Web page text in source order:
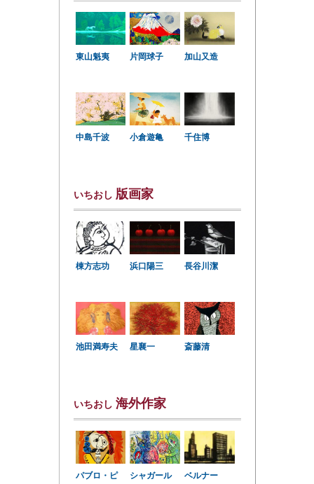
東山魁夷 片岡球子 加山又造
中島千波 小倉遊亀 千住博
いちおし 版画家
棟方志功 浜口陽三 長谷川潔
池田満寿夫 星襄一 斎藤清
いちおし 海外作家
パブロ・ピ
シャガール
ベルナー